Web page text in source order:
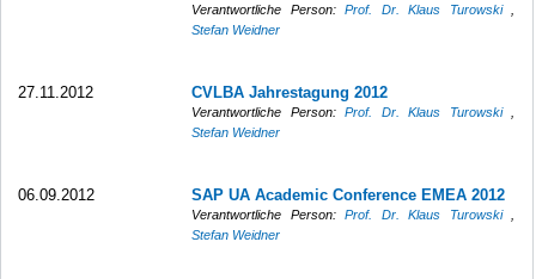
Verantwortliche Person:Prof. Dr. Klaus Turowski
Stefan Weidner
27.11.2012 CVLBA Jahrestagung 2012
Verantwortliche Person:Prof. Dr. Klaus Turowski
Stefan Weidner
06.09.2012 SAP UA Academic Conference EMEA 2012
Verantwortliche Person:Prof. Dr. Klaus Turowski
Stefan Weidner